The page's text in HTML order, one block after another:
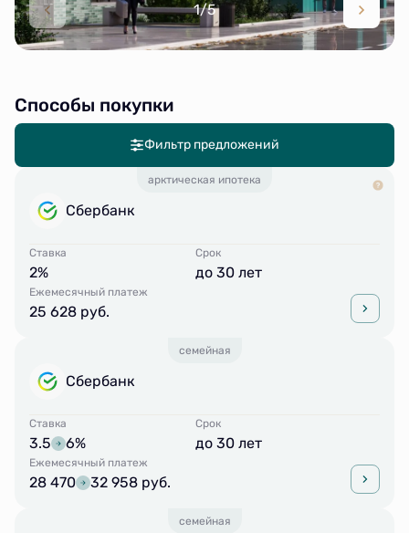
1/5
Способы покупки
Фильтр предложений
арктическая ипотека
Сбербанк
Ставка
2%
Срок
до 30 лет
Ежемесячный платеж
25 628 руб.
семейная
Сбербанк
Ставка
3.5 6%
Срок
до 30 лет
Ежемесячный платеж
28 470 32 958 руб.
семейная